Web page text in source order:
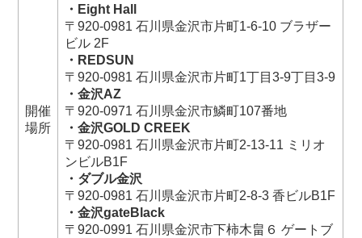
開催
場所
・Eight Hall
〒920-0981 石川県金沢市片町1-6-10 ブラザー
ビル 2F
・REDSUN
〒920-0981 石川県金沢市片町1丁目3-9丁目3-9
・金沢AZ
〒920-0971 石川県金沢市鱗町107番地
・金沢GOLD CREEK
〒920-0981 石川県金沢市片町2-13-11 ミリオ
ンビルB1F
・ダブル金沢
〒920-0981 石川県金沢市片町2-8-3 香ビルB1F
・金沢gateBlack
〒920-0991 石川県金沢市下柿木畠６ ゲートブ